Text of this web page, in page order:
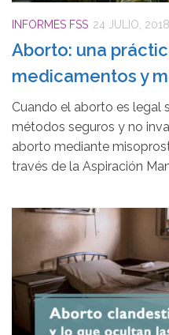
INFORMES FSS 24 JULIO, 2018
Aborto: una
medicamentos y
Cuando el aborto es legal
métodos seguros y no
aborto mediante
través de la Aspiración